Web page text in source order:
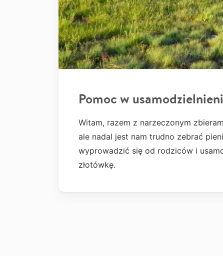
Pomoc w
Witam, razem z narzeczonym
ale nadal jest nam trudno zebrać
wyprowadzić się od rodziców i
złotówkę.